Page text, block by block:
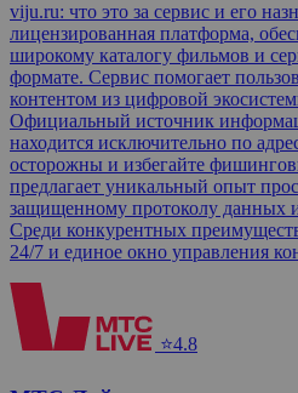
viju.ru: что это за сервис и его
лицензированная платформа,
широкому каталогу фильмов и
формате. Сервис помогает
контентом из цифровой
Официальный источник
находится исключительно по
осторожны и избегайте
предлагает уникальный опыт
защищенному протоколу данных
Среди конкурентных
24/7 и единое окно управления
⭐4.8